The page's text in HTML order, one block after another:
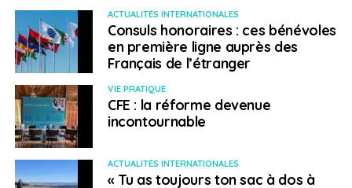
ACTUALITÉS INTERNATIONALES
Consuls honoraires : ces bénévoles
en première ligne auprès des
Français de l’étranger
VIE PRATIQUE
CFE : la réforme devenue
incontournable
ACTUALITÉS INTERNATIONALES
« Tu as toujours ton sac à dos à